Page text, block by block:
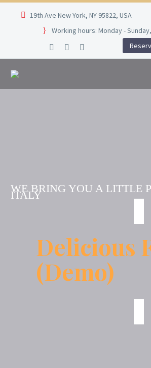
19th Ave New York, NY 95822, USA
Working hours: Monday -
WE BRING YOU A LITTLE
ITALY
Delicious
(Demo)